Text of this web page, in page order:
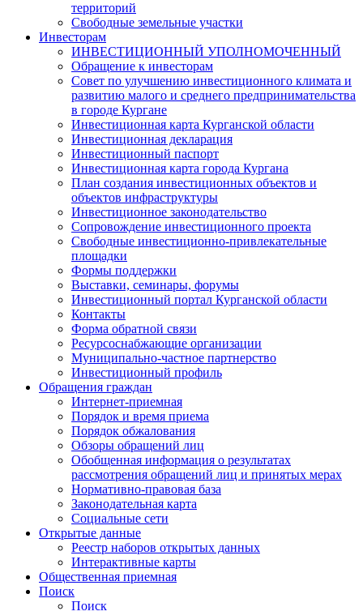
территорий
Свободные земельные участки
Инвесторам
ИНВЕСТИЦИОННЫЙ УПОЛНОМОЧЕННЫЙ
Обращение к инвесторам
Совет по улучшению инвестиционного климата и
развитию малого и среднего предпринимательства
в городе Кургане
Инвестиционная карта Курганской области
Инвестиционная декларация
Инвестиционный паспорт
Инвестиционная карта города Кургана
План создания инвестиционных объектов и
объектов инфраструктуры
Инвестиционное законодательство
Сопровождение инвестиционного проекта
Свободные инвестиционно-привлекательные
площадки
Формы поддержки
Выставки, семинары, форумы
Инвестиционный портал Курганской области
Контакты
Форма обратной связи
Ресурсоснабжающие организации
Муниципально-частное партнерство
Инвестиционный профиль
Обращения граждан
Интернет-приемная
Порядок и время приема
Порядок обжалования
Обзоры обращений лиц
Обобщенная информация о результатах
рассмотрения обращений лиц и принятых мерах
Нормативно-правовая база
Законодательная карта
Социальные сети
Открытые данные
Реестр наборов открытых данных
Интерактивные карты
Общественная приемная
Поиск
Поиск